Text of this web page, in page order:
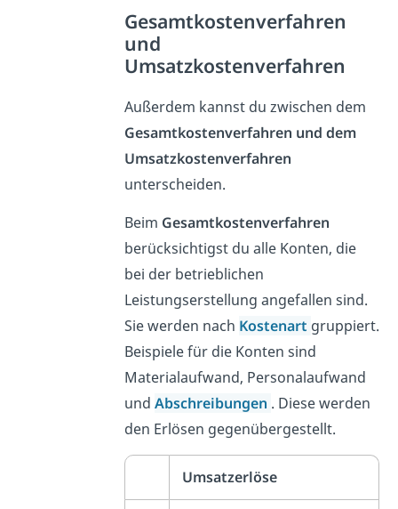
Gesamtkostenverfahren
und
Umsatzkostenverfahren
Außerdem kannst du zwischen dem
Gesamtkostenverfahren und dem
Umsatzkostenverfahren
unterscheiden.
Beim Gesamtkostenverfahren
berücksichtigst du alle Konten, die
bei der betrieblichen
Leistungserstellung angefallen sind.
Sie werden nach Kostenart gruppiert.
Beispiele für die Konten sind
Materialaufwand, Personalaufwand
undAbschreibungen . Diese werden
den Erlösen gegenübergestellt.
Umsatzerlöse